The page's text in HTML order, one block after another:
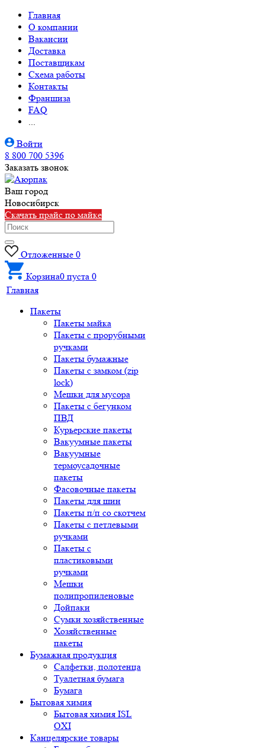
Главная
О компании
Вакансии
Доставка
Поставщикам
Схема работы
Контакты
Франшиза
FAQ
...
Войти
8 800 700 5396
Заказать звонок
Ваш город
Новосибирск
Скачать прайс по майке
Отложенные 0
Корзина0 пуста 0
Главная
Пакеты
Пакеты майка
Пакеты с прорубными
ручками
Пакеты бумажные
Пакеты с замком (zip
lock)
Мешки для мусора
Пакеты с бегунком
ПВД
Курьерские пакеты
Вакуумные пакеты
Вакуумные
термоусадочные
пакеты
Фасовочные пакеты
Пакеты для шин
Пакеты п/п со скотчем
Пакеты с петлевыми
ручками
Пакеты с
пластиковыми
ручками
Мешки
полипропиленовые
Дойпаки
Сумки хозяйственные
Хозяйственные
пакеты
Бумажная продукция
Салфетки, полотенца
Туалетная бумага
Бумага
Бытовая химия
Бытовая химия ISL
OXI
Канцелярские товары